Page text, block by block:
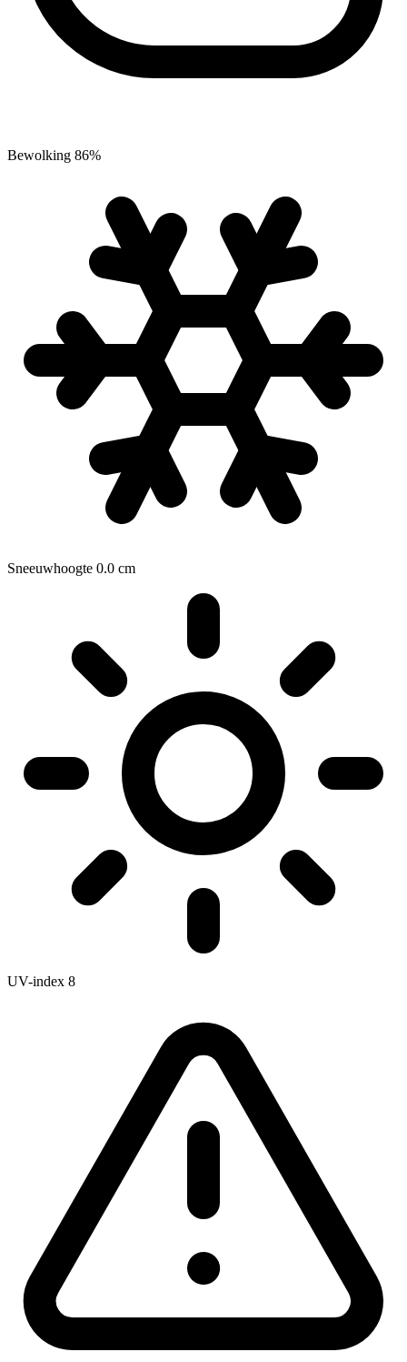
Bewolking 86%
Sneeuwhoogte 0.0 cm
UV-index 8